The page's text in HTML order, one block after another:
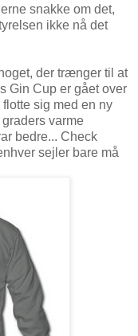
snakke om det,
ikke nå det
der trænger til at
Gin Cup er gået over
sig med en ny
varme
bedre... Check
sejler bare må